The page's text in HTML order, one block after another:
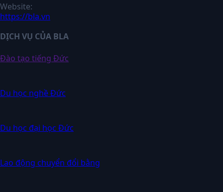
Website:
https://bla.vn
DỊCH VỤ CỦA BLA
Đào tạo tiếng Đức
Du học nghề Đức
Du học đại học Đức
Lao động chuyển đổi bằng